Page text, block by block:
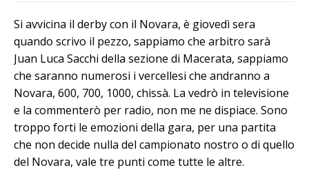
Si avvicina il derby con il Novara, è giovedì sera
quando scrivo il pezzo, sappiamo che arbitro sarà
Juan Luca Sacchi della sezione di Macerata, sappiamo
che saranno numerosi i vercellesi che andranno a
Novara, 600, 700, 1000, chissà. La vedrò in televisione
e la commenterò per radio, non me ne dispiace. Sono
troppo forti le emozioni della gara, per una partita
che non decide nulla del campionato nostro o di quello
del Novara, vale tre punti come tutte le altre.